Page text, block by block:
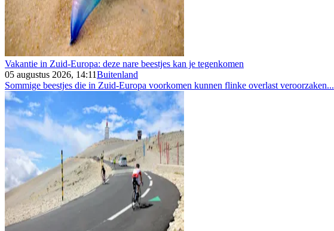
Vakantie in Zuid-Europa: deze nare beestjes kan je tegenkomen
05 augustus 2026, 14:11Buitenland
Sommige beestjes die in Zuid-Europa voorkomen kunnen flinke overlast veroorzaken...